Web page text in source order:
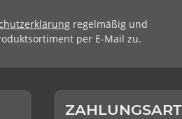
regelmäßig und
per E-Mail zu.